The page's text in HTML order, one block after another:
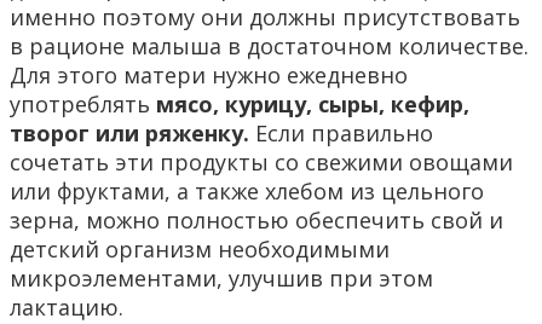
именно поэтому они должны присутствовать
в рационе малыша в достаточном количестве.
Для этого матери нужно ежедневно
употреблять мясо, курицу, сыры, кефир,
творог или ряженку. Если правильно
сочетать эти продукты со свежими овощами
или фруктами, а также хлебом из цельного
зерна, можно полностью обеспечить свой и
детский организм необходимыми
микроэлементами, улучшив при этом
лактацию.